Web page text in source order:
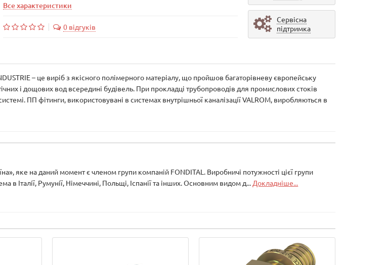
Все характеристики
0 відгуків
Сервісна
підтримка
– це виріб з якісного полімерного матеріалу, що пройшов багаторівневу європейську
і дощових вод всередині будівель. При прокладці трубопроводів для промислових стоків
ПП фітинги, використовувані в системах внутрішньої каналізації VALROM, виробляються в
яке на даний момент є членом групи компаній FONDITAL. Виробничі потужності цієї групи
в Італії, Румунії, Німеччині, Польщі, Іспанії та інших. Основним видом д... Докладніше...